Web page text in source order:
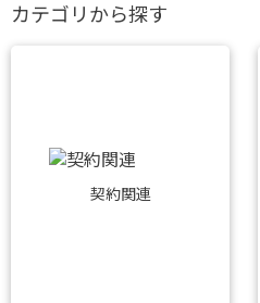
カテゴリから探す
契約関連